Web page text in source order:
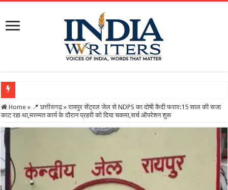
Home » 📍 छत्तीसगढ़ » रायपुर सेंट्रल जेल से NDPS का दोषी कैदी फरार:15 साल की सजा
काट रहा था,मरम्मत कार्य के दौरान प्रहरी को दिया चकमा,सर्च ऑपरेशन शुरू